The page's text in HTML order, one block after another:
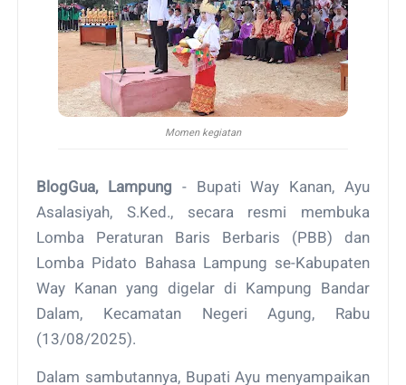
Momen kegiatan
BlogGua, Lampung - Bupati Way Kanan, Ayu
Asalasiyah, S.Ked., secara resmi membuka
Lomba Peraturan Baris Berbaris (PBB) dan
Lomba Pidato Bahasa Lampung se-Kabupaten
Way Kanan yang digelar di Kampung Bandar
Dalam, Kecamatan Negeri Agung, Rabu
(13/08/2025).
Dalam sambutannya, Bupati Ayu menyampaikan